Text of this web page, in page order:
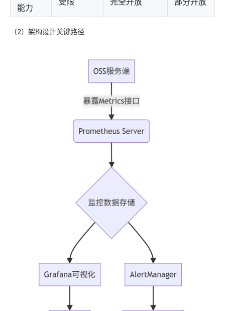
能力
（2）架构设计关键路径